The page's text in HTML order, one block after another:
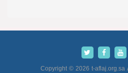
Copyright © 2026 t-aflaj.org.sa